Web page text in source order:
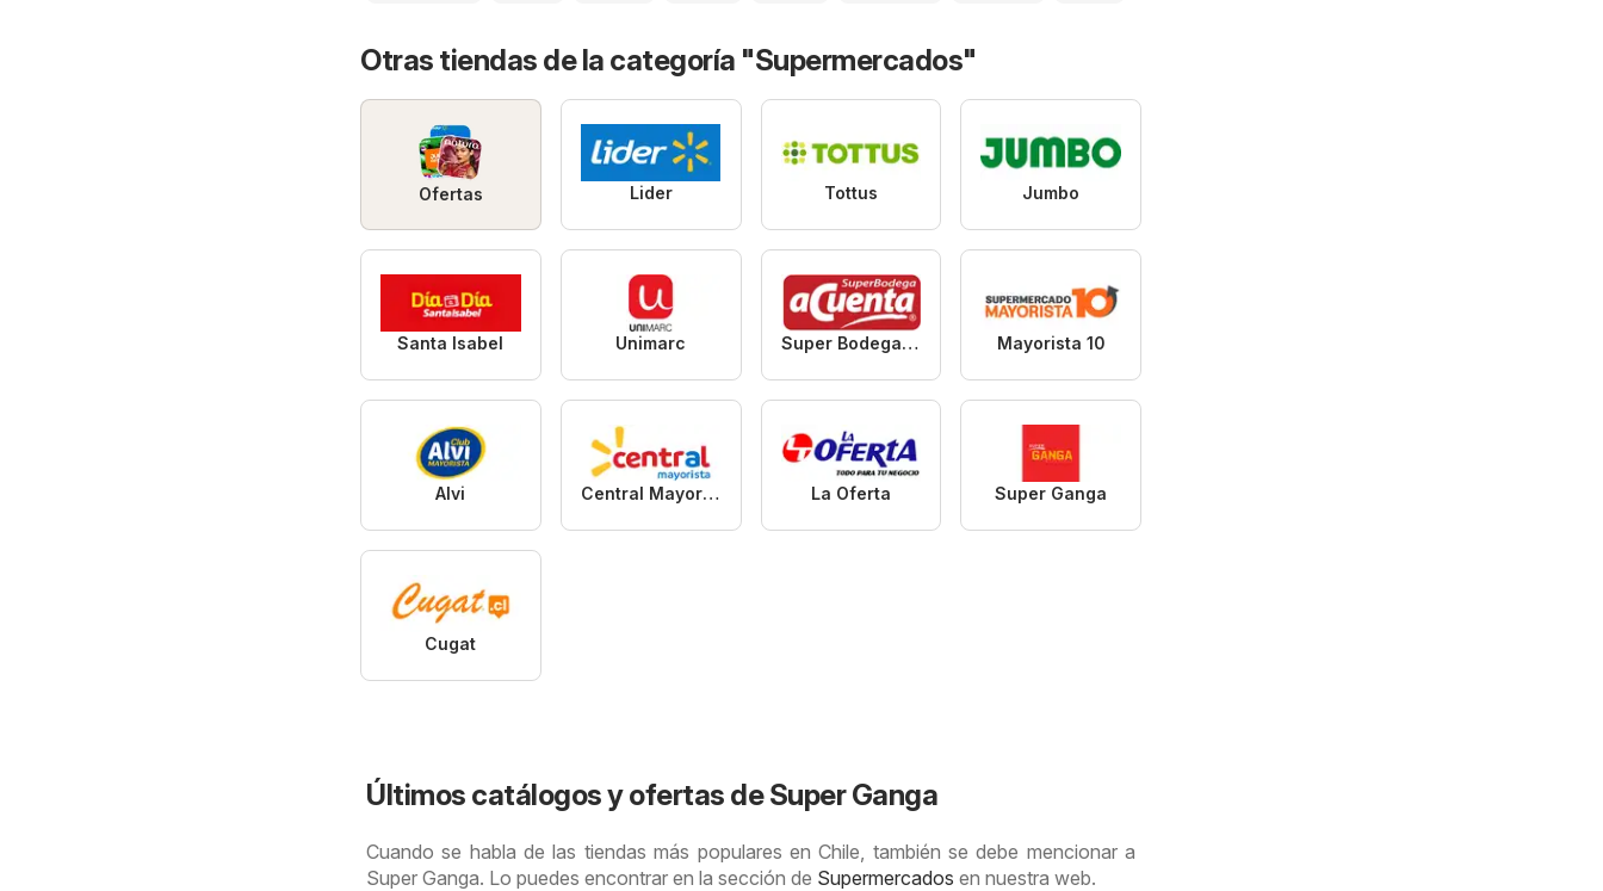
Otras tiendas de la categoría "Supermercados"
Ofertas Lider Tottus Jumbo
Santa Isabel Unimarc Super Bodega aCuenta Mayorista 10
Alvi Central Mayorista La Oferta Super Ganga
Cugat
Últimos catálogos y ofertas de Super Ganga
Cuando se habla de las tiendas más populares en Chile, también se debe mencionar a
Super Ganga. Lo puedes encontrar en la sección de Supermercados en nuestra web.